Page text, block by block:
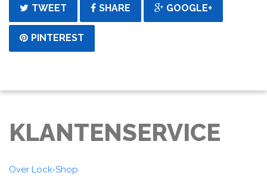
TWEET SHARE GOOGLE+
PINTEREST
KLANTENSERVICE
Over Lock-Shop